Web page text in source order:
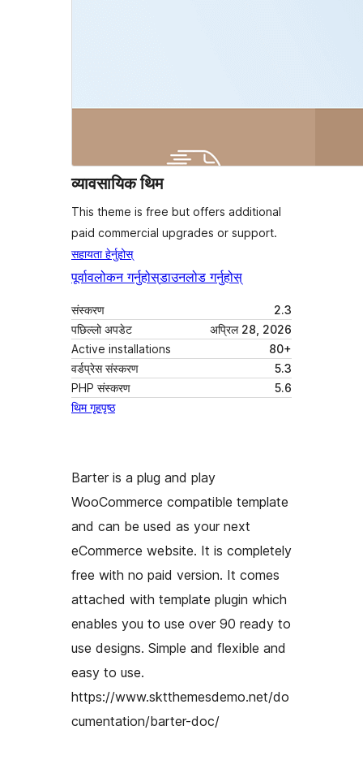
व्यावसायिक थिम
This theme is free but offers additional
paid commercial upgrades or support.
सहायता हेर्नुहोस्
पूर्वावलोकन गर्नुहोस्डाउनलोड गर्नुहोस्
संस्करण
2.3
पछिल्लो अपडेट
अप्रिल 28, 2026
Active installations
80+
वर्डप्रेस संस्करण
5.3
PHP संस्करण
5.6
थिम गृहपृष्ठ
Barter is a plug and play
WooCommerce compatible template
and can be used as your next
eCommerce website. It is completely
free with no paid version. It comes
attached with template plugin which
enables you to use over 90 ready to
use designs. Simple and flexible and
easy to use.
https://www.sktthemesdemo.net/do
cumentation/barter-doc/